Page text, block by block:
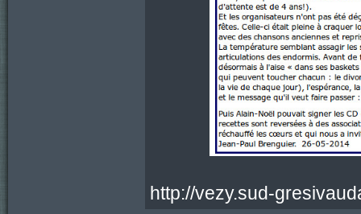
http://vezy.sud-